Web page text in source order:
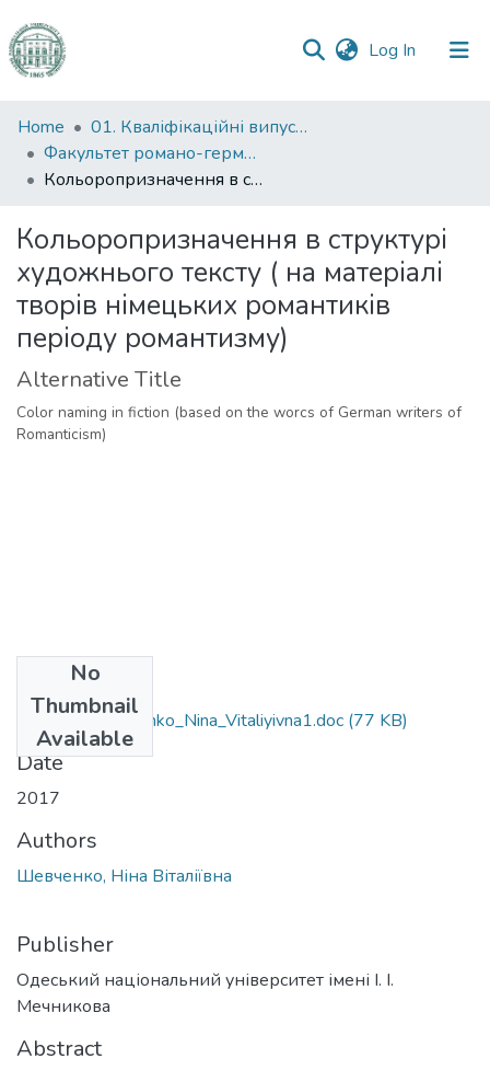
Log In (current)
Communities
&
Collections
Statistics
Home
01. Кваліфікаційні випускні роботи здобувачів вищої освіти
Факультет романо-германської філології
Кольоропризначення в структурі художнього тексту ( на матеріалі творів німецьких романтиків періоду романтизму)
Кольоропризначення в структурі
художнього тексту ( на матеріалі
творів німецьких романтиків
періоду романтизму)
Alternative Title
Color naming in fiction (based on the worcs of German writers of
Romanticism)
No
Thumbnail
Available
035.04_Shevchenko_Nina_Vitaliyivna1.doc (77 KB)
Date
2017
Authors
Шевченко, Ніна Віталіївна
Publisher
Одеський національний університет імені І. І.
Мечникова
Abstract